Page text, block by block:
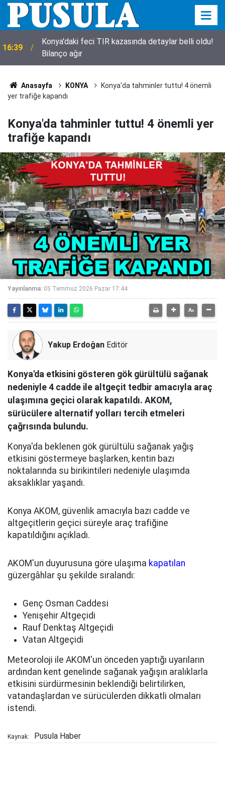
16:39
Konya'daki feci TIR kazasında detaylar belli oldu!
Bilanço ağır
Anasayfa KONYA
Konya'da tahminler tuttu! 4 önemli
yer trafiğe kapandı
Konya'da tahminler tuttu! 4 önemli yer
trafiğe kapandı
Yayınlanma: 05 Temmuz 2026 Pazar 17:44
Yakup Erdoğan Editör
Konya'da etkisini gösteren gök gürültülü sağanak
nedeniyle 4 cadde ile altgeçit tedbir amacıyla araç
ulaşımına geçici olarak kapatıldı. AKOM,
sürücülere alternatif yolları tercih etmeleri
çağrısında bulundu.
Konya'da beklenen gök gürültülü sağanak yağış
etkisini göstermeye başlarken, kentin bazı
noktalarında su birikintileri nedeniyle ulaşımda
aksaklıklar yaşandı.
Konya AKOM, güvenlik amacıyla bazı cadde ve
altgeçitlerin geçici süreyle araç trafiğine
kapatıldığını açıkladı.
AKOM'un duyurusuna göre ulaşıma kapatılan
güzergâhlar şu şekilde sıralandı:
Genç Osman Caddesi
Yenişehir Altgeçidi
Rauf Denktaş Altgeçidi
Vatan Altgeçidi
Meteoroloji ile AKOM'un önceden yaptığı uyarıların
ardından kent genelinde sağanak yağışın aralıklarla
etkisini sürdürmesinin beklendiği belirtilirken,
vatandaşlardan ve sürücülerden dikkatli olmaları
istendi.
Kaynak: Pusula Haber